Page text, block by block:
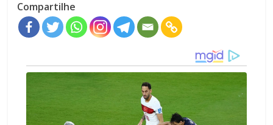
Compartilhe